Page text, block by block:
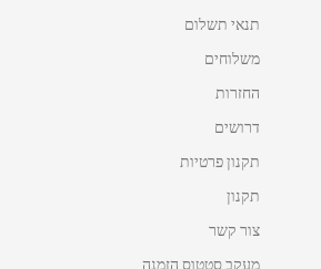
תנאי תשלום
משלוחים
החזרות
דרושים
תקנון פרטיות
תקנון
צור קשר
מעקב סטטוס הזמנה